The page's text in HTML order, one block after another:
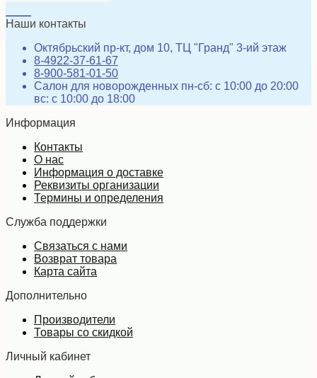
Наши контакты
Октябрьский пр-кт, дом 10, ТЦ "Гранд" 3-ий этаж
8-4922-37-61-67
8-900-581-01-50
Салон для новорожденных пн-сб: с 10:00 до 20:00
вс: с 10:00 до 18:00
Информация
Контакты
О нас
Информация о доставке
Реквизиты организации
Термины и определения
Служба поддержки
Связаться с нами
Возврат товара
Карта сайта
Дополнительно
Производители
Товары со скидкой
Личный кабинет